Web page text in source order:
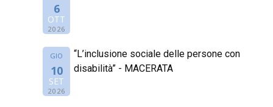
6
OTT
2026
GIO
10
SET
2026
“L’inclusione sociale delle persone con
disabilità” - MACERATA